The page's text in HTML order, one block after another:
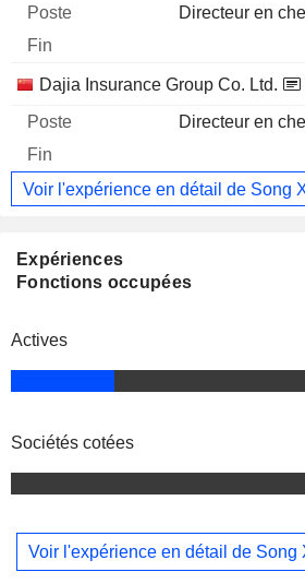
Directeur en
Dajia Insurance Group Co. Ltd.
Directeur en
Voir l'expérience en détail de Song
Expériences
Fonctions occupées
Actives
Sociétés cotées
Voir l'expérience en détail de Song